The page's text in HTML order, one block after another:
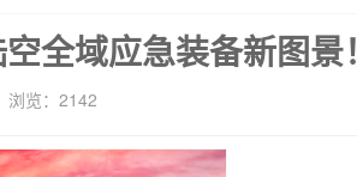
全域应急装备新图景！
浏览：2142